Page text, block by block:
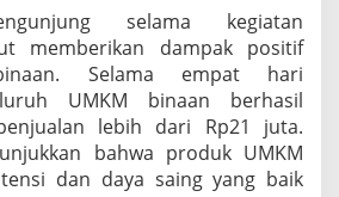
a
n
a
n
M
y
P
e
selama kegiatan
memberikan dampak positif
Selama empat hari
UMKM binaan berhasil
lebih dari Rp21 juta.
bahwa produk UMKM
dan daya saing yang baik